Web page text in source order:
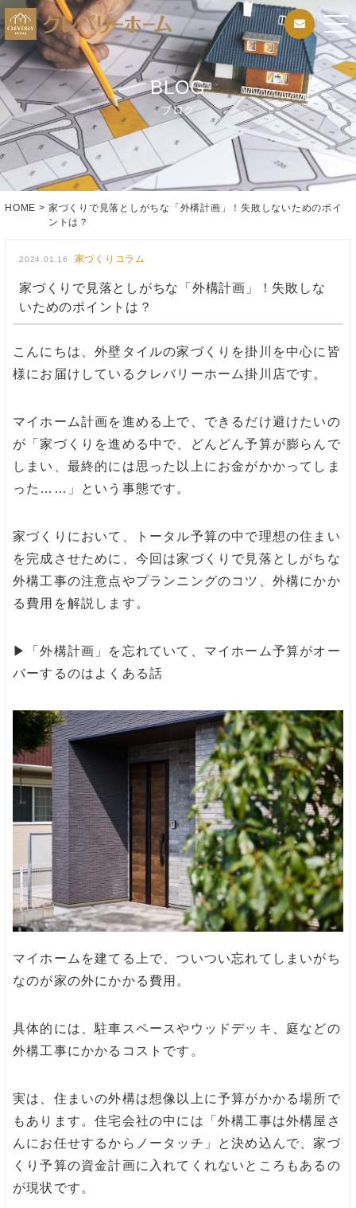
BLOG
ブログ
HOME > 家づくりで見落としがちな「外構計画」！失敗しないためのポイ
ントは？
家づくりで見落としがちな「外構計画」！失敗しな
いためのポイントは？
2024.01.16 家づくりコラム
こんにちは、外壁タイルの家づくりを掛川を中心に皆
様にお届けしているクレバリーホーム掛川店です。
マイホーム計画を進める上で、できるだけ避けたいの
が「家づくりを進める中で、どんどん予算が膨らんで
しまい、最終的には思った以上にお金がかかってしま
った……」という事態です。
家づくりにおいて、トータル予算の中で理想の住まい
を完成させために、今回は家づくりで見落としがちな
外構工事の注意点やプランニングのコツ、外構にかか
る費用を解説します。
▶︎
「外構計画」を忘れていて、マイホーム予算がオー
バーするのはよくある話
マイホームを建てる上で、ついつい忘れてしまいがち
なのが家の外にかかる費用。
具体的には、駐車スペースやウッドデッキ、庭などの
外構工事にかかるコストです。
実は、住まいの外構は想像以上に予算がかかる場所で
もあります。住宅会社の中には「外構工事は外構屋さ
んにお任せするからノータッチ」と決め込んで、家づ
くり予算の資金計画に入れてくれないところもあるの
が現状です。